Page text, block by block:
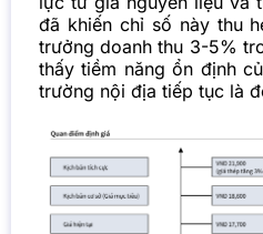
đã khiến chỉ số này thu
trưởng doanh thu 3-5%
thấy tiềm năng ổn định
trường nội địa tiếp tục là